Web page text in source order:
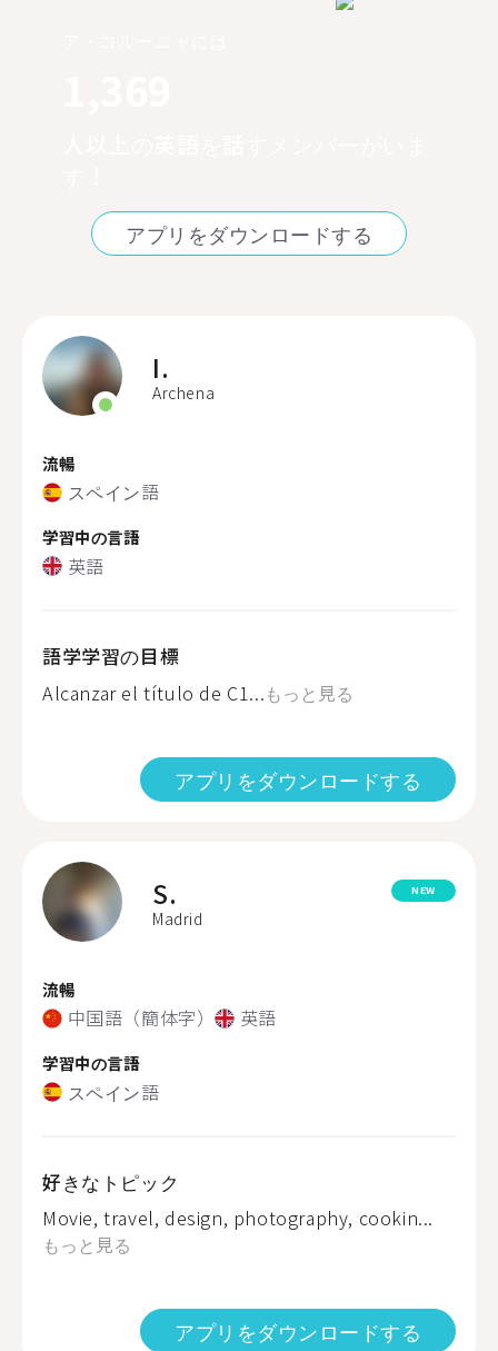
アプリをダウンロードする
I.
Archena
流暢
スペイン語
学習中の言語
英語
語学学習の目標
Alcanzar el título de C1...もっと見る
アプリをダウンロードする
S.
Madrid
NEW
流暢
中国語（簡体字） 英語
学習中の言語
スペイン語
好きなトピック
Movie, travel, design, photography, cookin...
もっと見る
アプリをダウンロードする